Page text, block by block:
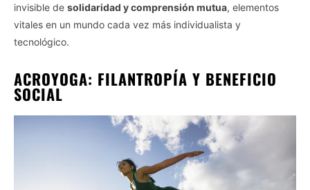
invisible de solidaridad y comprensión mutua, elementos
vitales en un mundo cada vez más individualista y
tecnológico.
ACROYOGA: FILANTROPÍA Y BENEFICIO
SOCIAL